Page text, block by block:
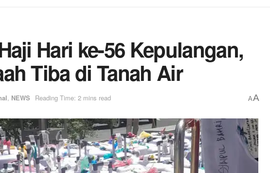
Hari ke-56 Kepulangan,
Tiba di Tanah Air
, NEWS Reading Time: 2 mins read AA